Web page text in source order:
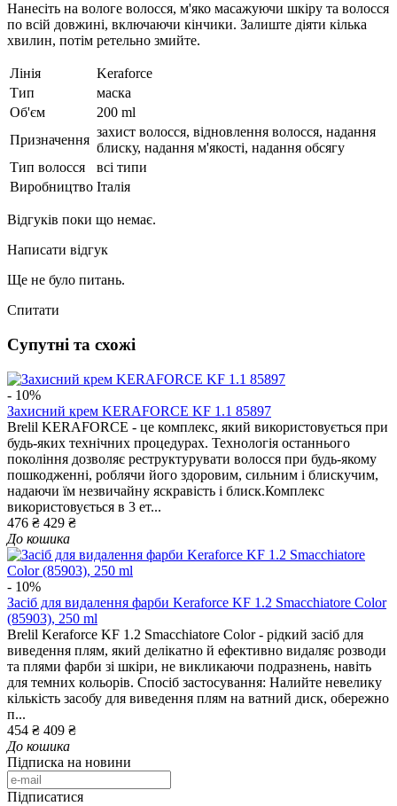
Нанесіть на вологе волосся, м'яко масажуючи шкіру та волосся
по всій довжині, включаючи кінчики. Залиште діяти кілька
хвилин, потім ретельно змийте.
Лінія
Keraforce
Тип
маска
Об'єм
200 ml
Призначення
захист волосся, відновлення волосся, надання
блиску, надання м'якості, надання обсягу
Тип волосся
всі типи
Виробництво Італія
Відгуків поки що немає.
Написати відгук
Ще не було питань.
Спитати
Супутні та схожі
- 10%
Захисний крем KERAFORCE KF 1.1 85897
Brelil KERAFORCE - це комплекс, який використовується при
будь-яких технічних процедурах. Технологія останнього
покоління дозволяє реструктурувати волосся при будь-якому
пошкодженні, роблячи його здоровим, сильним і блискучим,
надаючи їм незвичайну яскравість і блиск.Комплекс
використовується в 3 ет...
476 ₴ 429 ₴
До кошика
- 10%
Засіб для видалення фарби Keraforce KF 1.2 Smacchiatore Color
(85903), 250 ml
Brelil Keraforce KF 1.2 Smacchiatore Color - рідкий засіб для
виведення плям, який делікатно й ефективно видаляє розводи
та плями фарби зі шкіри, не викликаючи подразнень, навіть
для темних кольорів. Спосіб застосування: Налийте невелику
кількість засобу для виведення плям на ватний диск, обережно
п...
454 ₴ 409 ₴
До кошика
Підписка на новини
Підписатися